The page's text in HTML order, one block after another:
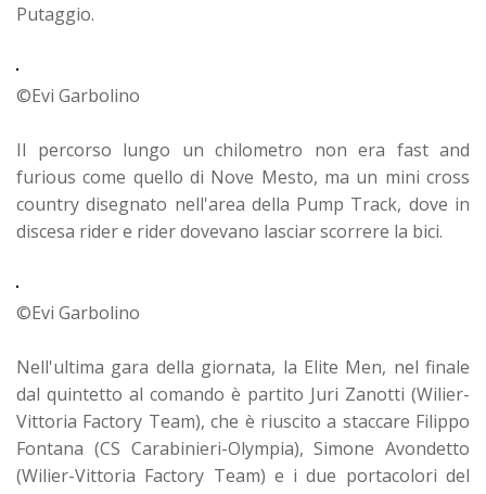
Putaggio.
©Evi Garbolino
Il percorso lungo un chilometro non era fast and
furious come quello di Nove Mesto, ma un mini cross
country disegnato nell'area della Pump Track, dove in
discesa rider e rider dovevano lasciar scorrere la bici.
©Evi Garbolino
Nell'ultima gara della giornata, la Elite Men, nel finale
dal quintetto al comando è partito Juri Zanotti (Wilier-
Vittoria Factory Team), che è riuscito a staccare Filippo
Fontana (CS Carabinieri-Olympia), Simone Avondetto
(Wilier-Vittoria Factory Team) e i due portacolori del